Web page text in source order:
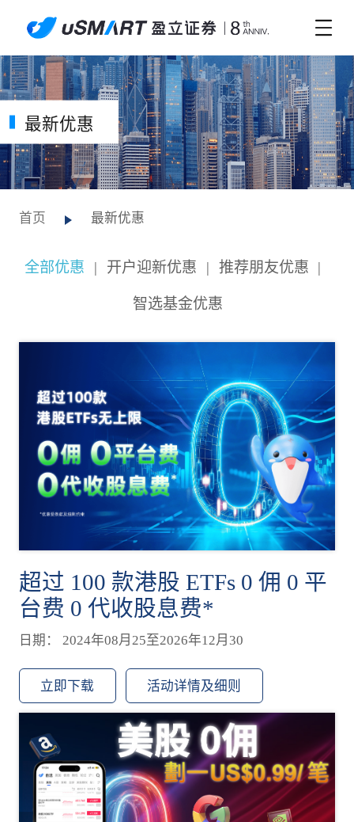
最新优惠
首页 最新优惠
全部优惠 | 开户迎新优惠 | 推荐朋友优惠 |
智选基金优惠
超过 100 款港股 ETFs 0 佣 0 平
台费 0 代收股息费*
日期： 2024年08月25至2026年12月30
立即下载 活动详情及细则